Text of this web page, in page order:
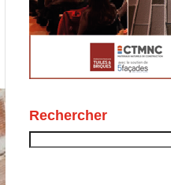
Rechercher